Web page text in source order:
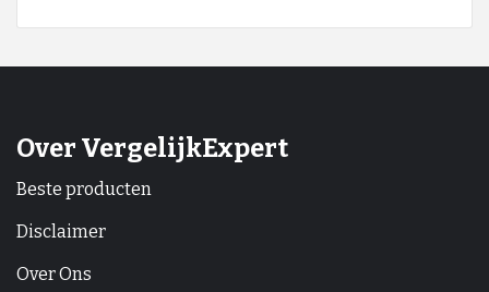
Over VergelijkExpert
Beste producten
Disclaimer
Over Ons